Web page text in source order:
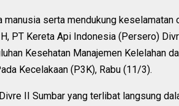
serta mendukung keselamatan
PT Kereta Api Indonesia (Persero)
Kesehatan Manajemen Kelelahan
Kecelakaan (P3K), Rabu (11/3).
II Sumbar yang terlibat langsung